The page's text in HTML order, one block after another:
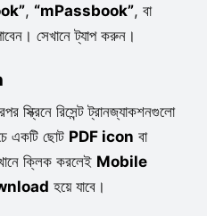
, “mPassbook”, বা
সেখানে ট্যাপ করুন।
স্ক্রিনে রিসেন্ট ট্রানজ্যাকশনগুলো
একটি ছোট PDF icon বা
ক্লিক করলেই Mobile
হয়ে যাবে।